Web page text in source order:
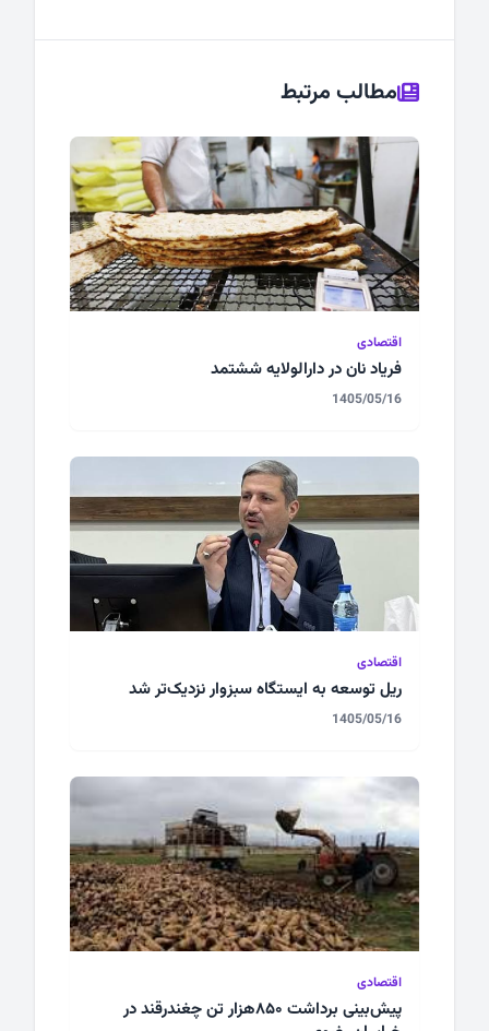
مطالب مرتبط
اقتصادی
فریاد نان در دارالولایه‌ ششتمد
1405/05/16
اقتصادی
ریل توسعه به ایستگاه سبزوار نزدیک‌تر شد
1405/05/16
اقتصادی
پیش‌بینی برداشت ۸۵۰هزار تن چغندرقند در